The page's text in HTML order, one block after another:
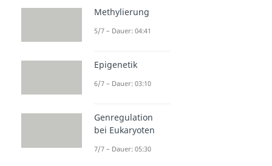
Methylierung
5/7 – Dauer: 04:41
Epigenetik
6/7 – Dauer: 03:10
Genregulation
bei Eukaryoten
7/7 – Dauer: 05:30